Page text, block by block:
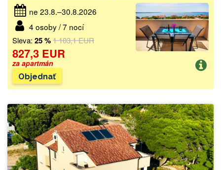
ne 23.8.–30.8.2026
4 osoby / 7 nocí
Sleva: 25 %1 103,1 EUR
827,3 EUR
za apartmán
Objednať